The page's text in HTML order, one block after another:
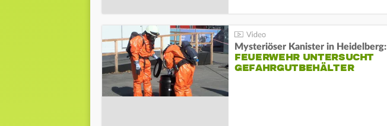
Mysteriöser Kanister in Heidelberg:
FEUERWEHR UNTERSUCHT
GEFAHRGUTBEHÄLTER